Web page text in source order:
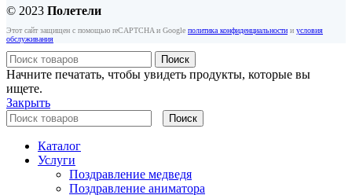
© 2023 Полетели
Этот сайт защищен с помощью reCAPTCHA и Google политика конфиденциальности и условия
обслуживания
Поиск
Начните печатать, чтобы увидеть продукты, которые вы
ищете.
Закрыть
Поиск
Каталог
Услуги
Поздравление медведя
Поздравление аниматора